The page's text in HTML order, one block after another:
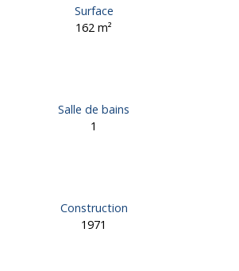
Surface
162m²
Salle de bains
1
Construction
1971